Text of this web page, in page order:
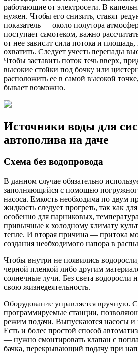
работающие от электросети. В
нужен. Чтобы его снизить, ставят
показатель — около полутора
поступает самотеком, важно
от нее зависит сила потока и
охватить. Следует учесть перепады
Чтобы заставить поток течь вверх,
высокие стойки под бочку или
расположить ее в самой высокой
бывает возможно.
Источники воды для
автополива на даче
Схема без водопровода
В данном случае обязательно
заполняющийся с помощью
насоса. Емкость необходима по двум
жидкость следует прогреть, так как
особенно для парниковых,
привычные к холодному климату
тепле. И вторая причина — притока
создания необходимого напора в
Чтобы внутри не появились
черной пленкой либо другим
солнечные лучи. Без света водоросли
свою жизнедеятельность.
Оборудование управляется вручную.
программируемые станции,
режим подачи. Выпускаются насосы и
Есть и более простой способ
— нужно смонтировать клапан с
бачка, перекрывающий подачу при